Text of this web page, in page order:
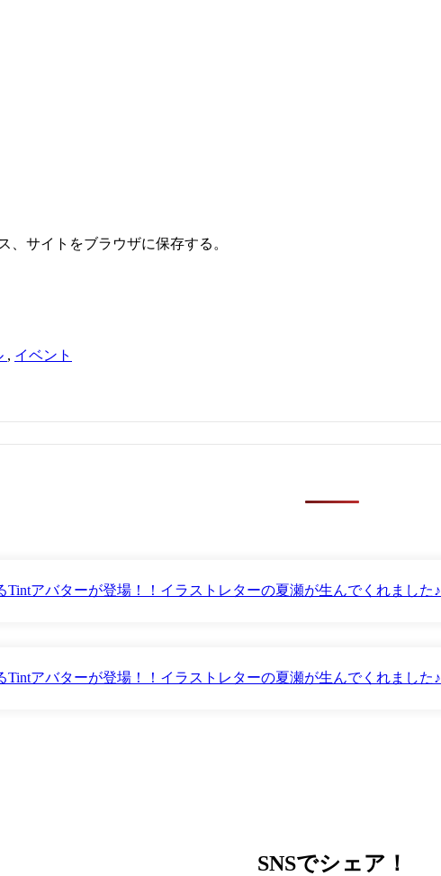
、サイトをブラウザに保存する。
, イベント
Tintアバターが登場！！イラストレターの夏瀬が生んでくれました♪
Tintアバターが登場！！イラストレターの夏瀬が生んでくれました♪
SNSでシェア！